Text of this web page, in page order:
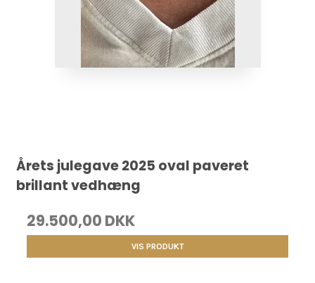
Årets julegave 2025 oval paveret
brillant vedhæng
29.500,00 DKK
VIS PRODUKT